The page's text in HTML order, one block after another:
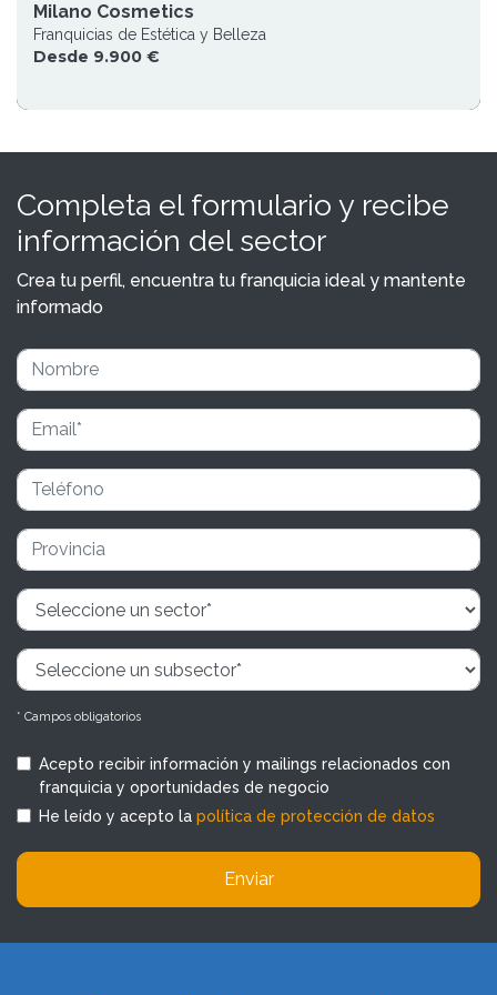
Milano Cosmetics
Franquicias de Estética y Belleza
Desde 9.900 €
Completa el formulario y recibe
información del sector
Crea tu perfil, encuentra tu franquicia ideal y mantente
informado
* Campos obligatorios
Acepto recibir información y mailings relacionados con
franquicia y oportunidades de negocio
He leído y acepto la política de protección de datos
Enviar